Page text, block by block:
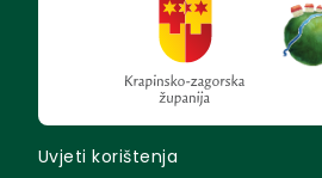
Uvjeti korištenja